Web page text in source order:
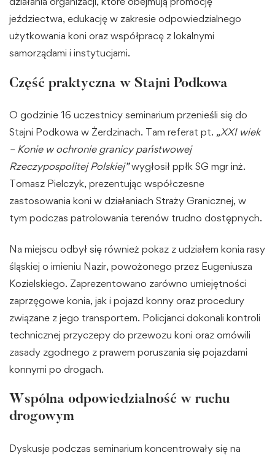
jeździectwa, edukację w zakresie odpowiedzialnego
użytkowania koni oraz współpracę z lokalnymi
samorządami i instytucjami.
Część praktyczna w Stajni Podkowa
O godzinie 16 uczestnicy seminarium przenieśli się do
Stajni Podkowa w Żerdzinach. Tam referat pt. „XXI wiek
– Konie w ochronie granicy państwowej
Rzeczypospolitej Polskiej”wygłosił ppłk SG mgr inż.
Tomasz Pielczyk, prezentując współczesne
zastosowania koni w działaniach Straży Granicznej, w
tym podczas patrolowania terenów trudno dostępnych.
Na miejscu odbył się również pokaz z udziałem konia rasy
śląskiej o imieniu Nazir, powożonego przez Eugeniusza
Kozielskiego. Zaprezentowano zarówno umiejętności
zaprzęgowe konia, jak i pojazd konny oraz procedury
związane z jego transportem. Policjanci dokonali kontroli
technicznej przyczepy do przewozu koni oraz omówili
zasady zgodnego z prawem poruszania się pojazdami
konnymi po drogach.
Wspólna odpowiedzialność w ruchu
drogowym
Dyskusje podczas seminarium koncentrowały się na